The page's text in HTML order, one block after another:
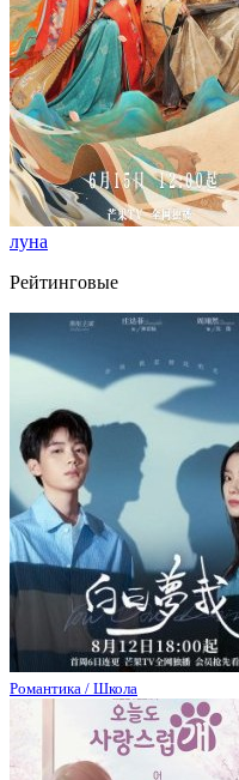
луна
Рейтинговые
Романтика / Школа